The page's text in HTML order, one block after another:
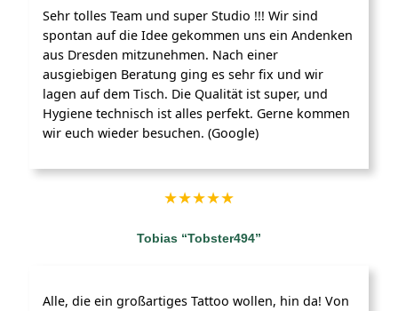
Sehr tolles Team und super Studio !!! Wir sind
spontan auf die Idee gekommen uns ein Andenken
aus Dresden mitzunehmen. Nach einer
ausgiebigen Beratung ging es sehr fix und wir
lagen auf dem Tisch. Die Qualität ist super, und
Hygiene technisch ist alles perfekt. Gerne kommen
wir euch wieder besuchen. (Google)
★︎★︎★︎★︎★︎
Tobias “Tobster494”
Alle, die ein großartiges Tattoo wollen, hin da! Von